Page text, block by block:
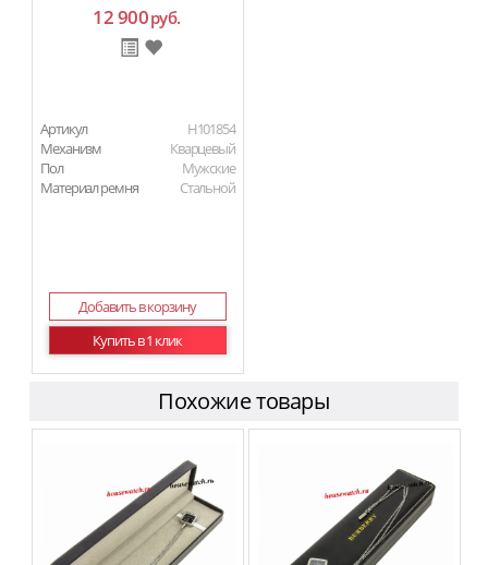
12 900руб.
Артикул
H101854
Механизм
Кварцевый
Пол
Мужские
Материал ремня
Стальной
Добавить в корзину
Купить в 1 клик
Похожие товары